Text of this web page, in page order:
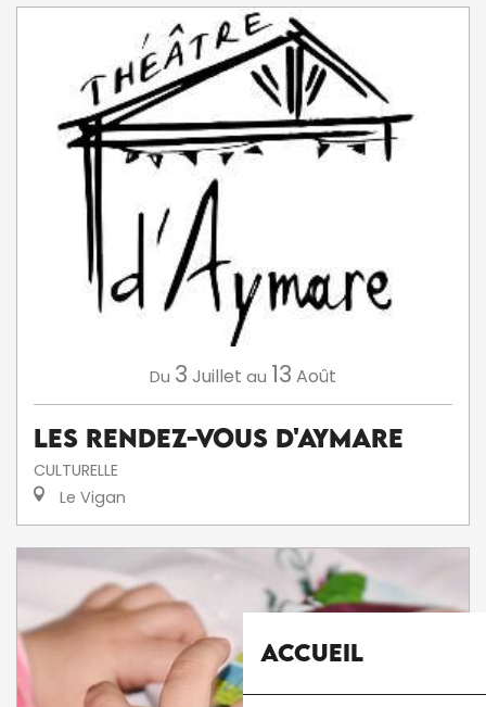
Accueil
Du 3 Juillet au 13 Août
Les Rendez-Vous d'Aymare
CULTURELLE
Le Vigan